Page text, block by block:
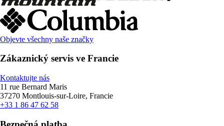
Objevte všechny naše značky
Zákaznický servis ve Francie
Kontaktujte nás
11 rue Bernard Maris
37270 Montlouis-sur-Loire, Francie
+33 1 86 47 62 58